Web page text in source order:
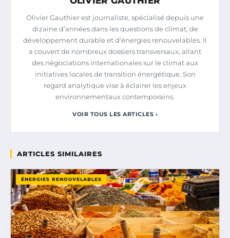
Olivier Gauthier est journaliste, spécialisé depuis une
dizaine d’années dans les questions de climat, de
développement durable et d’énergies renouvelables. Il
a couvert de nombreux dossiers transversaux, allant
des négociations internationales sur le climat aux
initiatives locales de transition énergétique. Son
regard analytique vise à éclairer les enjeux
environnementaux contemporains.
VOIR TOUS LES ARTICLES ›
ARTICLES SIMILAIRES
ÉNERGIES RENOUVELABLES